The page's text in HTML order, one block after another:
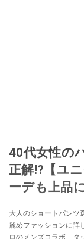
40代女性の
正解!?【ユ
ーデも上品
大人のショートパンツ
麗めファッションに詳
ロのメンズコラボ「タ